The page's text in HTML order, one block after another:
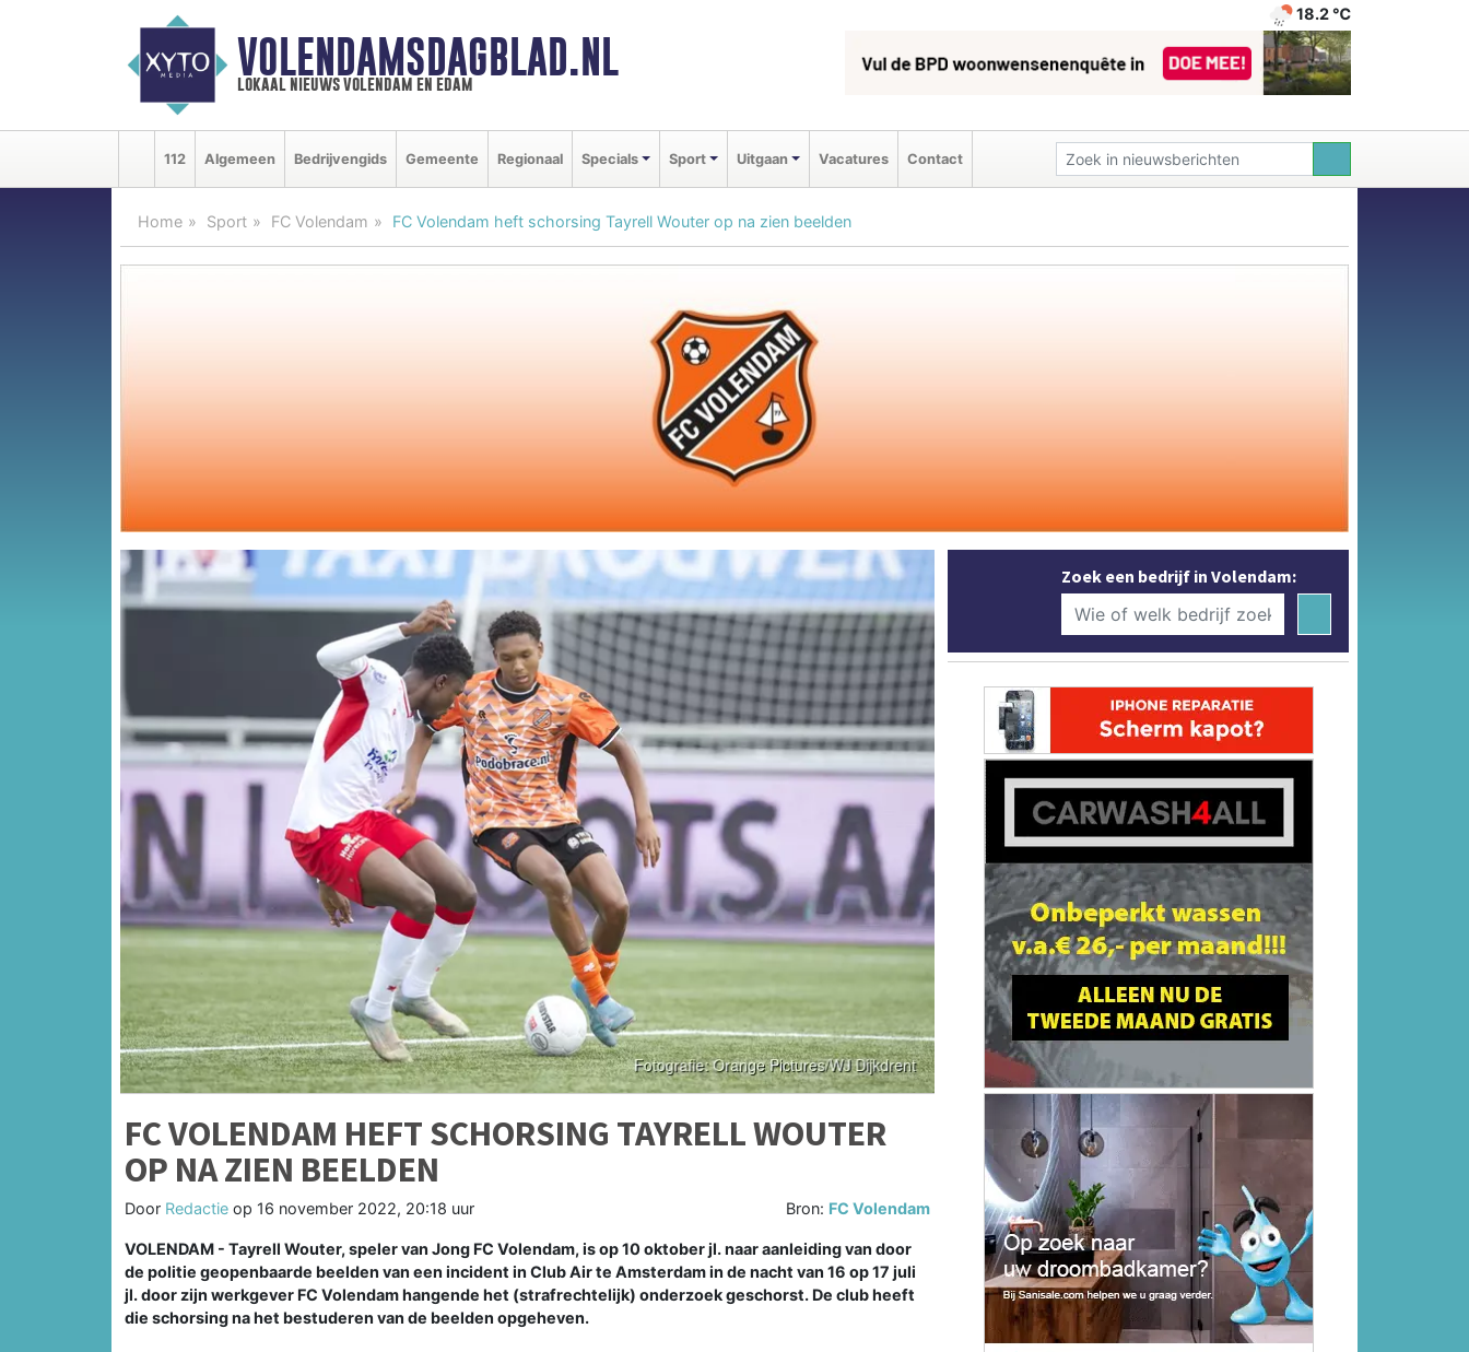
VOLENDAMSDAGBLAD.NL
lokaal nieuws volendam en edam
18.2 ℃
112 Algemeen Bedrijvengids Gemeente Regionaal Specials Sport Uitgaan Vacatures Contact
Home Sport FC Volendam FC Volendam heft schorsing Tayrell Wouter op na zien beelden
FC VOLENDAM HEFT SCHORSING TAYRELL WOUTER
OP NA ZIEN BEELDEN
Door Redactie op 16 november 2022, 20:18 uur Bron: FC Volendam
VOLENDAM - Tayrell Wouter, speler van Jong FC Volendam, is op 10 oktober jl. naar aanleiding van door
de politie geopenbaarde beelden van een incident in Club Air te Amsterdam in de nacht van 16 op 17 juli
jl. door zijn werkgever FC Volendam hangende het (strafrechtelijk) onderzoek geschorst. De club heeft
die schorsing na het bestuderen van de beelden opgeheven.
Zoek een bedrijf in Volendam: